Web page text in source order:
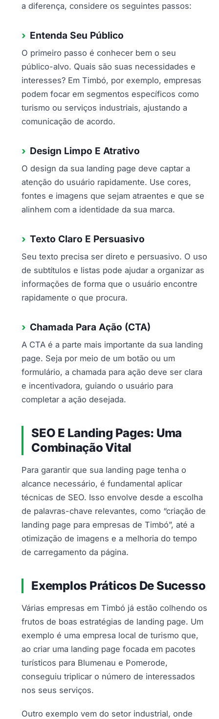
a diferença, considere os seguintes passos:
Entenda Seu Público
O primeiro passo é conhecer bem o seu
público-alvo. Quais são suas necessidades e
interesses? Em Timbó, por exemplo, empresas
podem focar em segmentos específicos como
turismo ou serviços industriais, ajustando a
comunicação de acordo.
Design Limpo E Atrativo
O design da sua landing page deve captar a
atenção do usuário rapidamente. Use cores,
fontes e imagens que sejam atraentes e que se
alinhem com a identidade da sua marca.
Texto Claro E Persuasivo
Seu texto precisa ser direto e persuasivo. O uso
de subtítulos e listas pode ajudar a organizar as
informações de forma que o usuário encontre
rapidamente o que procura.
Chamada Para Ação (CTA)
A CTA é a parte mais importante da sua landing
page. Seja por meio de um botão ou um
formulário, a chamada para ação deve ser clara
e incentivadora, guiando o usuário para
completar a ação desejada.
SEO E Landing Pages: Uma
Combinação Vital
Para garantir que sua landing page tenha o
alcance necessário, é fundamental aplicar
técnicas de SEO. Isso envolve desde a escolha
de palavras-chave relevantes, como “criação de
landing page para empresas de Timbó”, até a
otimização de imagens e a melhoria do tempo
de carregamento da página.
Exemplos Práticos De Sucesso
Várias empresas em Timbó já estão colhendo os
frutos de boas estratégias de landing page. Um
exemplo é uma empresa local de turismo que,
ao criar uma landing page focada em pacotes
turísticos para Blumenau e Pomerode,
conseguiu triplicar o número de interessados
nos seus serviços.
Outro exemplo vem do setor industrial, onde